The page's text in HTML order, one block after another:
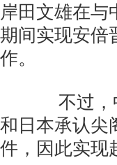
岸田文雄在与
期间实现安倍
作。
不过，中
和日本承认尖
件，因此实现